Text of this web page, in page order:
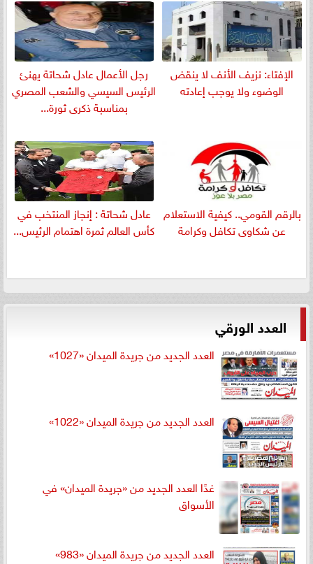
الإفتاء: نزيف الأنف لا ينقض
الوضوء ولا يوجب إعادته
رجل الأعمال عادل شحاتة يهنئ
الرئيس السيسي والشعب المصري
بمناسبة ذكرى ثورة...
بالرقم القومي.. كيفية الاستعلام
عن شكاوى تكافل وكرامة
عادل شحاتة : إنجاز المنتخب في
كأس العالم ثمرة اهتمام الرئيس...
العدد الورقي
العدد الجديد من جريدة الميدان «1027»
العدد الجديد من جريدة الميدان «1022»
غدًا العدد الجديد من «جريدة الميدان» في
الأسواق
العدد الجديد من جريدة الميدان «983»